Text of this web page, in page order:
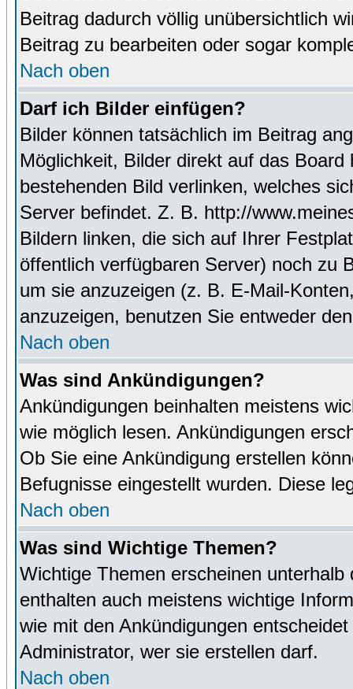
Beitrag dadurch völlig unübersichtlich
Beitrag zu bearbeiten oder sogar
Nach oben
Darf ich Bilder einfügen?
Bilder können tatsächlich im Beitrag
Möglichkeit, Bilder direkt auf das
bestehenden Bild verlinken, welches
Server befindet. Z. B. http://
Bildern linken, die sich auf Ihrer
öffentlich verfügbaren Server) noch zu
um sie anzuzeigen (z. B. E-Mail-
anzuzeigen, benutzen Sie entweder
Nach oben
Was sind Ankündigungen?
Ankündigungen beinhalten meistens
wie möglich lesen. Ankündigungen
Ob Sie eine Ankündigung erstellen
Befugnisse eingestellt wurden. Diese
Nach oben
Was sind Wichtige Themen?
Wichtige Themen erscheinen
enthalten auch meistens wichtige
wie mit den Ankündigungen
Administrator, wer sie erstellen darf.
Nach oben